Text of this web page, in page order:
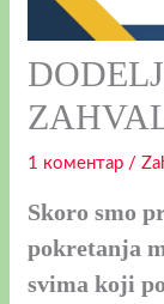
1 коментар /
Skoro smo
pokretanja
svima koji